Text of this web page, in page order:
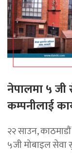
नेपालमा ५ जी
कम्पनीलाई
२२ साउन,
५जी मोबाइल सेवा